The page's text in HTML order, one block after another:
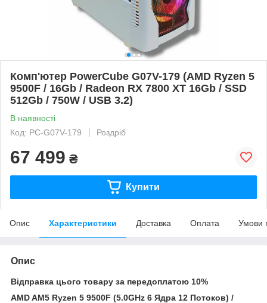
Комп'ютер PowerCube G07V-179 (AMD Ryzen 5
9500F / 16Gb / Radeon RX 7800 XT 16Gb / SSD
512Gb / 750W / USB 3.2)
В наявності
Код: PC-G07V-179
Роздріб
67 499 ₴
Купити
Опис Характеристики Доставка Оплата Умови
Опис
Відправка цього товару за передоплатою 10%
AMD AM5 Ryzen 5 9500F (5.0GHz 6 Ядра 12 Потоков) /